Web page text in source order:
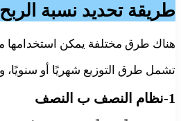
طريقة تحديد نسبة
هناك طرق مختلفة يمكن استخدامها
تشمل طرق التوزيع شهريًا أو سنويًا،
1-نظام النصف ب النصف